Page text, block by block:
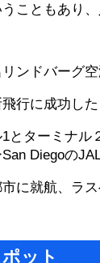
こともあり
ンドバーグ空
行に成功し
とターミナル
Diegoの
に就航、ラ
ット